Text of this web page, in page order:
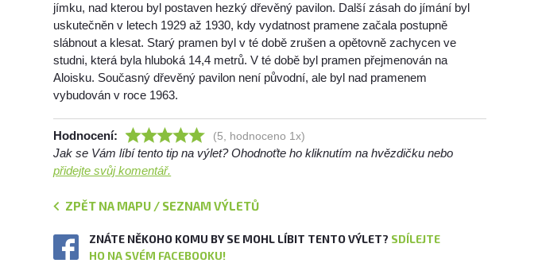
jímku, nad kterou byl postaven hezký dřevěný pavilon. Další zásah do jímání byl
uskutečněn v letech 1929 až 1930, kdy vydatnost pramene začala postupně
slábnout a klesat. Starý pramen byl v té době zrušen a opětovně zachycen ve
studni, která byla hluboká 14,4 metrů. V té době byl pramen přejmenován na
Aloisku. Současný dřevěný pavilon není původní, ale byl nad pramenem
vybudován v roce 1963.
Hodnocení: (5, hodnoceno 1x)
Jak se Vám líbí tento tip na výlet? Ohodnoťte ho kliknutím na hvězdičku nebo
přidejte svůj komentář.
ZPĚT NA MAPU / SEZNAM VÝLETŮ
ZNÁTE NĚKOHO KOMU BY SE MOHL LÍBIT TENTO VÝLET? SDÍLEJTE
HO NA SVÉM FACEBOOKU!